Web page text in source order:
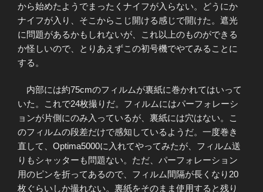
から始めたようでまったくナイフが入らない。どうにか
ナイフが入り、そこからこじ開ける感じで開けた。遮光
に問題があるかもしれないが、これ以上のものができる
か怪しいので、とりあえずこの初号機でやてみることに
する。
内部には約75cmのフィルムが裏紙に巻かれてはいって
いた。これで24枚撮りだ。フィルムにはパーフォレーシ
ョンが片側にのみ入っているが、裏紙には穴はない。こ
のフィルムの段差だけで感知しているようだ。一度巻き
直して、Optima5000に入れてやってみたが、フィルム送
りもシャッターも問題ない。ただ、パーフォレーション
用のピンを折ってあるので、フィルム間隔が長くなり20
枚ぐらいしか撮れない。裏紙をそのまま使用すると残り